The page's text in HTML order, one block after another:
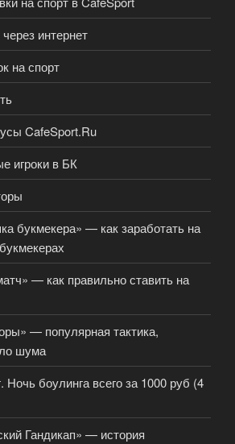
интернет
на спорт
CafeSport.Ru
игроки в БК
букмекера» — как заработать на
— как правильно ставить на
— популярная тактика,
шума
Ночь боулинга всего за 1000 руб (4
Гандикап» — история